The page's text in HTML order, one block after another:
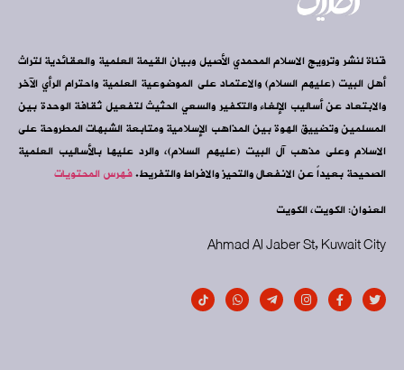
قناة لنشر وترويج الاسلام المحمدي الأصيل وبيان القيمة العلمية والعقائدية لتراث
أهل البيت (عليهم السلام) والاعتماد على الموضوعية العلمية واحترام الرأي الآخر
والابتعاد عن أساليب الإلغاء والتكفير والسعي الحثيث لتفعيل ثقافة الوحدة بين
المسلمين وتضييق الهوة بين المذاهب الإسلامية ومتابعة الشبهات المطروحة على
الاسلام وعلى مذهب آل البيت (عليهم السلام)، والرد عليها بالأساليب العلمية
الصحيحة بعيداً عن الانفعال والتحيز والافراط والتفريط.فهرس المحتويات
العنوان: الكويت، الكويت
Ahmad Al Jaber St, Kuwait City